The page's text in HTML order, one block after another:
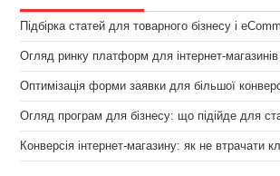
Підбірка статей для товарного бізнесу і
Огляд ринку платформ для інтернет-магазинів
Оптимізація форми заявки для більшої
Огляд програм для бізнесу: що підійде для
Конверсія інтернет-магазину: як не втрачати